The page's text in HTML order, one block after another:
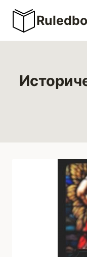
Перейти
содержимому